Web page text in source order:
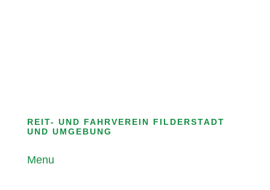
REIT- UND FAHRVEREIN FILDERSTADT
UND UMGEBUNG
Menu